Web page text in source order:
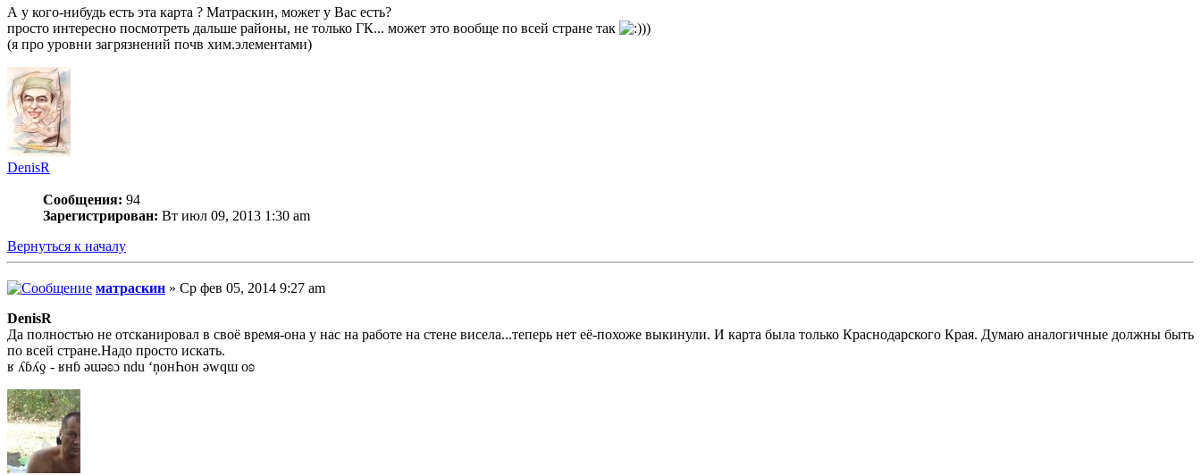
А у кого-нибудь есть эта карта ? Матраскин, может у Вас есть?
просто интересно посмотреть дальше районы, не только ГК... может это вообще по всей стране так
))
(я про уровни загрязнений почв хим.элементами)
DenisR
Сообщения: 94
Зарегистрирован: Вт июл 09, 2013 1:30 am
Вернуться к началу
матраскин » Ср фев 05, 2014 9:27 am
DenisR
Да полностью не отсканировал в своё время-она у нас на работе на стене висела...теперь нет её-похоже выкинули. И карта была только Краснодарского Края. Думаю аналогичные должны быть
по всей стране.Надо просто искать.
ʁ ʎɓʎƍ - ʁнɓ ǝɯǝʚɔ ndu ‘ņонҺон ǝwqɯ оʚ